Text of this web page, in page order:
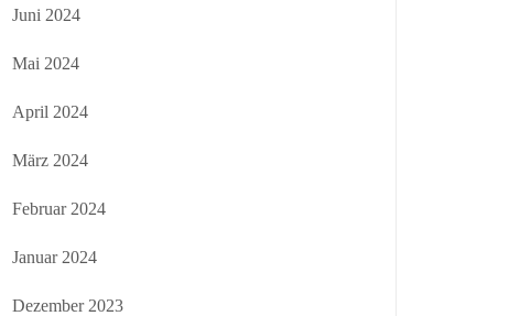
Juni 2024
Mai 2024
April 2024
März 2024
Februar 2024
Januar 2024
Dezember 2023